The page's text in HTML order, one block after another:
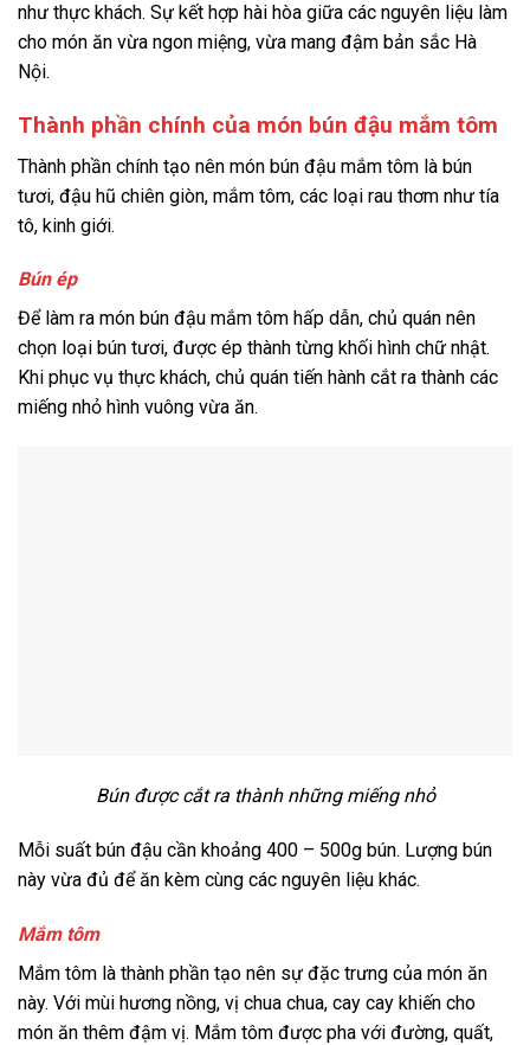
như thực khách. Sự kết hợp hài hòa giữa các nguyên liệu làm
cho món ăn vừa ngon miệng, vừa mang đậm bản sắc Hà
Nội.
Thành phần chính của món bún đậu mắm tôm
Thành phần chính tạo nên món bún đậu mắm tôm là bún
tươi, đậu hũ chiên giòn, mắm tôm, các loại rau thơm như tía
tô, kinh giới.
Bún ép
Để làm ra món bún đậu mắm tôm hấp dẫn, chủ quán nên
chọn loại bún tươi, được ép thành từng khối hình chữ nhật.
Khi phục vụ thực khách, chủ quán tiến hành cắt ra thành các
miếng nhỏ hình vuông vừa ăn.
Bún được cắt ra thành những miếng nhỏ
Mỗi suất bún đậu cần khoảng 400 – 500g bún. Lượng bún
này vừa đủ để ăn kèm cùng các nguyên liệu khác.
Mắm tôm
Mắm tôm là thành phần tạo nên sự đặc trưng của món ăn
này. Với mùi hương nồng, vị chua chua, cay cay khiến cho
món ăn thêm đậm vị. Mắm tôm được pha với đường, quất,